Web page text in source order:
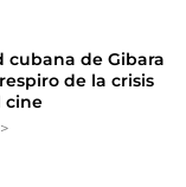
cubana de Gibara
de la crisis
cine